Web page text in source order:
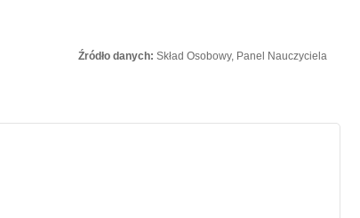
Źródło danych: Skład Osobowy, Panel Nauczyciela